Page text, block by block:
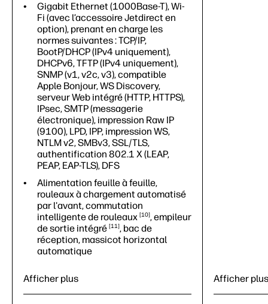
Gigabit Ethernet (1000Base-T), Wi-
Fi (avec l’accessoire Jetdirect en
option), prenant en charge les
normes suivantes : TCP/IP,
BootP/DHCP (IPv4 uniquement),
DHCPv6, TFTP (IPv4 uniquement),
SNMP (v1, v2c, v3), compatible
Apple Bonjour, WS Discovery,
serveur Web intégré (HTTP, HTTPS),
IPsec, SMTP (messagerie
électronique), impression Raw IP
(9100), LPD, IPP, impression WS,
NTLM v2, SMBv3, SSL/TLS,
authentification 802.1 X (LEAP,
PEAP, EAP-TLS), DFS
Alimentation feuille à feuille,
rouleaux à chargement automatisé
par l'avant, commutation
intelligente de rouleaux 10 , empileur
de sortie intégré 11 , bac de
réception, massicot horizontal
automatique
Afficher plus
1 100 x
Afficher plus